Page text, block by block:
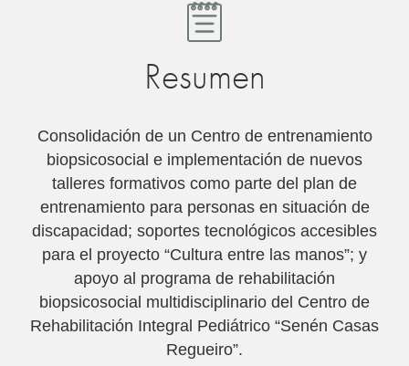
Resumen
Consolidación de un Centro de entrenamiento
biopsicosocial e implementación de nuevos
talleres formativos como parte del plan de
entrenamiento para personas en situación de
discapacidad; soportes tecnológicos accesibles
para el proyecto “Cultura entre las manos”; y
apoyo al programa de rehabilitación
biopsicosocial multidisciplinario del Centro de
Rehabilitación Integral Pediátrico “Senén Casas
Regueiro”.